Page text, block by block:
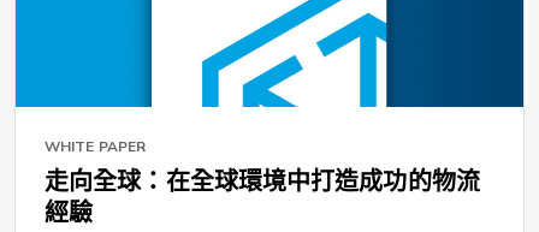
WHITE PAPER
走向全球：在全球環境中打造成功的物流
經驗